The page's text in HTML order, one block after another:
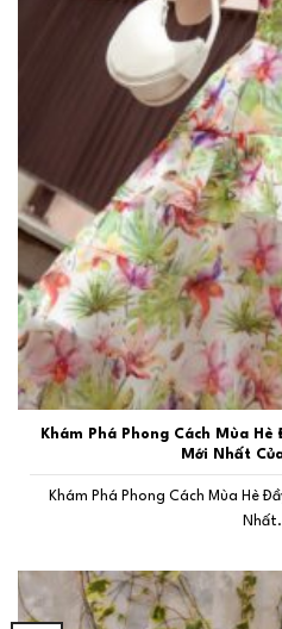
Khám Phá Phong Cách Mùa
Mới Nhất
Khám Phá Phong Cách Mùa Hè